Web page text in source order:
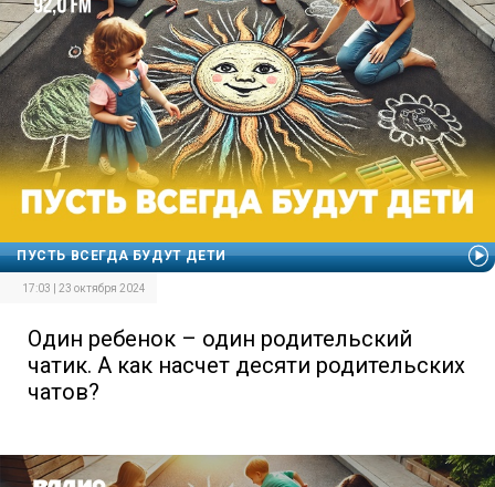
ПУСТЬ ВСЕГДА БУДУТ ДЕТИ
17:03 | 23 октября 2024
Один ребенок – один родительский
чатик. А как насчет десяти родительских
чатов?